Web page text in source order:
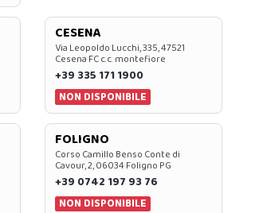
CESENA
Via Leopoldo Lucchi, 335, 47521
Cesena FC c.c. montefiore
+39 335 171 1900
NON DISPONIBILE
FOLIGNO
Corso Camillo Benso Conte di
Cavour, 2, 06034 Foligno PG
+39 0742 197 93 76
NON DISPONIBILE